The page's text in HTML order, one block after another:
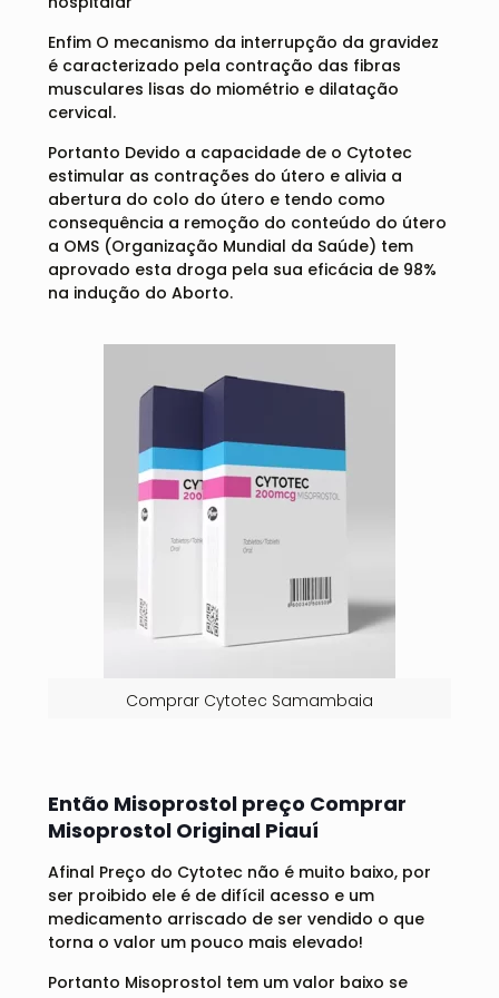
Enfim O mecanismo da interrupção da gravidez
é caracterizado pela contração das fibras
musculares lisas do miométrio e dilatação
cervical.
Portanto Devido a capacidade de o Cytotec
estimular as contrações do útero e alivia a
abertura do colo do útero e tendo como
consequência a remoção do conteúdo do útero
a OMS (Organização Mundial da Saúde) tem
aprovado esta droga pela sua eficácia de 98%
na indução do Aborto.
Comprar Cytotec Samambaia
Então Misoprostol preço Comprar
Misoprostol Original Piauí
Afinal Preço do Cytotec não é muito baixo, por
ser proibido ele é de difícil acesso e um
medicamento arriscado de ser vendido o que
torna o valor um pouco mais elevado!
Portanto Misoprostol tem um valor baixo se